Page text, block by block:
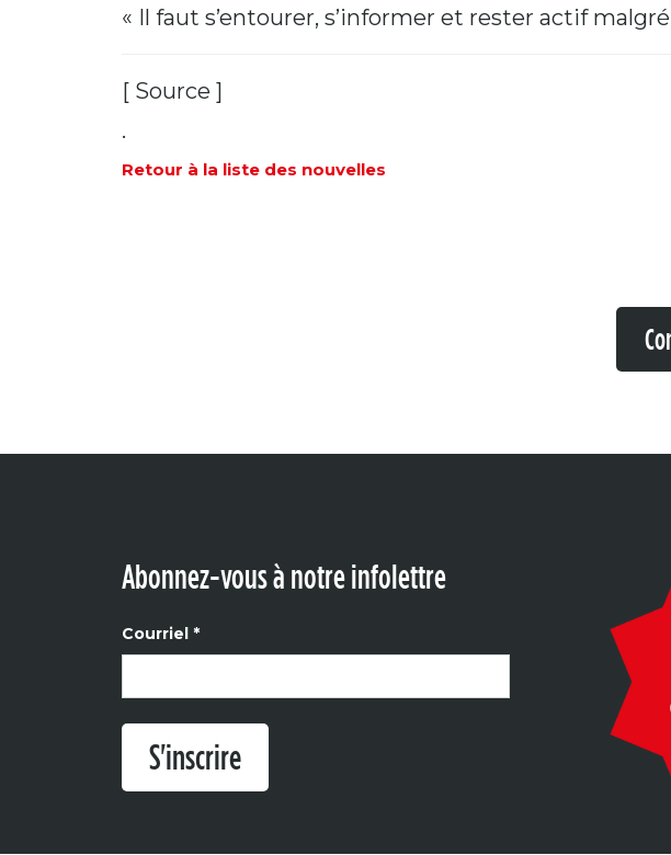
« Il faut s’entourer, s’informer et rester actif
[ Source ]
.
Retour à la liste des nouvelles
Abonnez-vous à notre infolettre
Courriel *
S'inscrire